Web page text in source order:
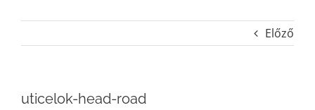
Előző
uticelok-head-road